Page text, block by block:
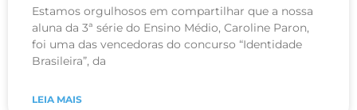
Estamos orgulhosos em compartilhar que a nossa
aluna da 3ª série do Ensino Médio, Caroline Paron,
foi uma das vencedoras do concurso “Identidade
Brasileira”, da
LEIA MAIS